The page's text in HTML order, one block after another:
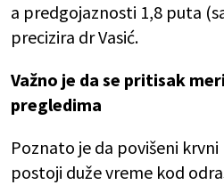
a predgojaznosti 1,8 puta
precizira dr Vasić.
Važno je da se pritisak
pregledima
Poznato je da povišeni
postoji duže vreme kod